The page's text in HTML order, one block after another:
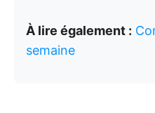
À lire également :
semaine